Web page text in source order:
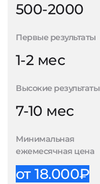
500-2000
Первые результаты
1-2 мес
Высокие результаты
7-10 мес
Минимальная
ежемесячная цена
от 18.000₽